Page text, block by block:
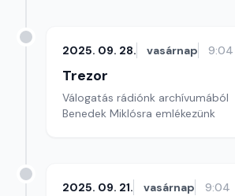
2025. 09. 28. vasárnap 9:04
Trezor
Válogatás rádiónk archívumából
Benedek Miklósra emlékezünk
2025. 09. 21. vasárnap 9:04